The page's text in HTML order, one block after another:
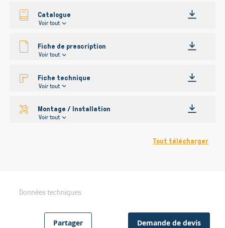
Catalogue
Voir tout
Fiche de prescription
Voir tout
Fiche technique
Voir tout
Montage / Installation
Voir tout
Tout télécharger
Données techniques
Partager Demande de devis